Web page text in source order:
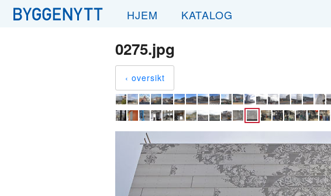
HJEM KATALOG
0275.jpg
‹ oversikt